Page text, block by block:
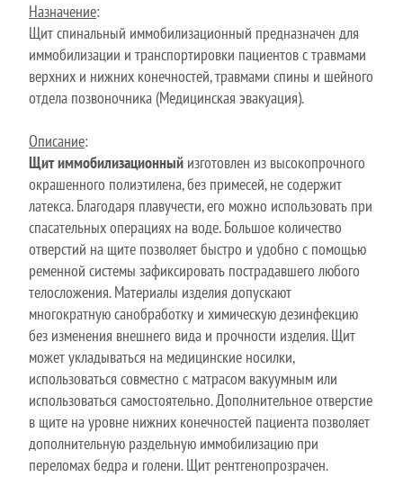
Назначение:
Щит спинальный иммобилизационный предназначен для
иммобилизации и транспортировки пациентов с травмами
верхних и нижних конечностей, травмами спины и шейного
отдела позвоночника (Медицинская эвакуация).
Описание:
Щит иммобилизационный изготовлен из высокопрочного
окрашенного полиэтилена, без примесей, не содержит
латекса. Благодаря плавучести, его можно использовать при
спасательных операциях на воде. Большое количество
отверстий на щите позволяет быстро и удобно с помощью
ременной системы зафиксировать пострадавшего любого
телосложения. Материалы изделия допускают
многократную санобработку и химическую дезинфекцию
без изменения внешнего вида и прочности изделия. Щит
может укладываться на медицинские носилки,
использоваться совместно с матрасом вакуумным или
использоваться самостоятельно. Дополнительное отверстие
в щите на уровне нижних конечностей пациента позволяет
дополнительную раздельную иммобилизацию при
переломах бедра и голени. Щит рентгенопрозрачен.